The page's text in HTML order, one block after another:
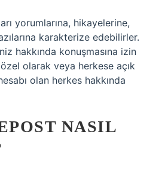
yorumlarına, hikayelerine,
karakterize edebilirler.
hakkında konuşmasına izin
olarak veya herkese açık
olan herkes hakkında
NASIL